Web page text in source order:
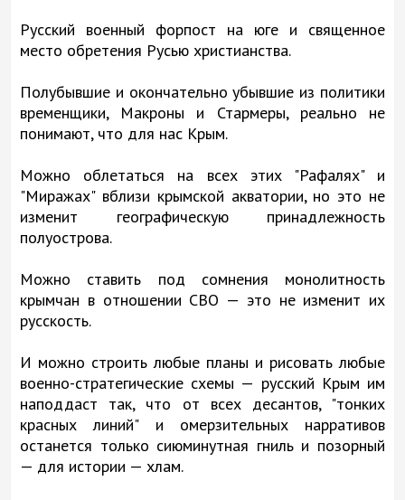
Русский военный форпост на юге и священное
место обретения Русью христианства.
Полубывшие и окончательно убывшие из политики
временщики, Макроны и Стармеры, реально не
понимают, что для нас Крым.
Можно облетаться на всех этих "Рафалях" и
"Миражах" вблизи крымской акватории, но это не
изменит географическую принадлежность
полуострова.
Можно ставить под сомнения монолитность
крымчан в отношении СВО — это не изменит их
русскость.
И можно строить любые планы и рисовать любые
военно-стратегические схемы — русский Крым им
наподдаст так, что от всех десантов, "тонких
красных линий" и омерзительных нарративов
останется только сиюминутная гниль и позорный
— для истории — хлам.